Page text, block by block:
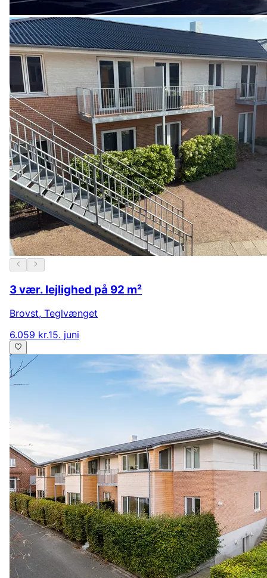
3 vær. lejlighed på 92 m²
Brovst, Teglvænget
6.059 kr.15. juni